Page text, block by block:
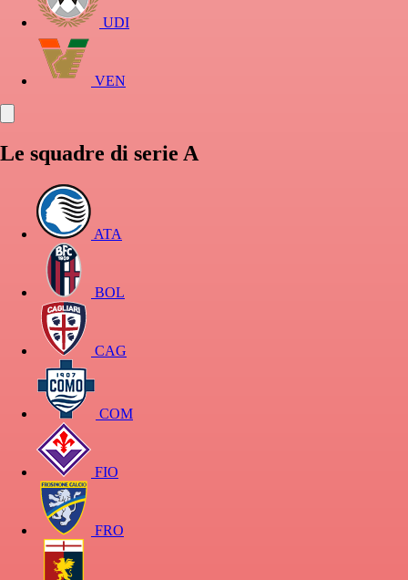
UDI
VEN
Le squadre di serie A
ATA
BOL
CAG
COM
FIO
FRO